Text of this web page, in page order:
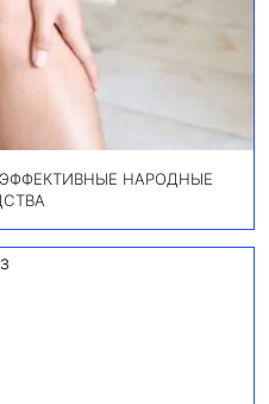
НАРОДНЫЕ